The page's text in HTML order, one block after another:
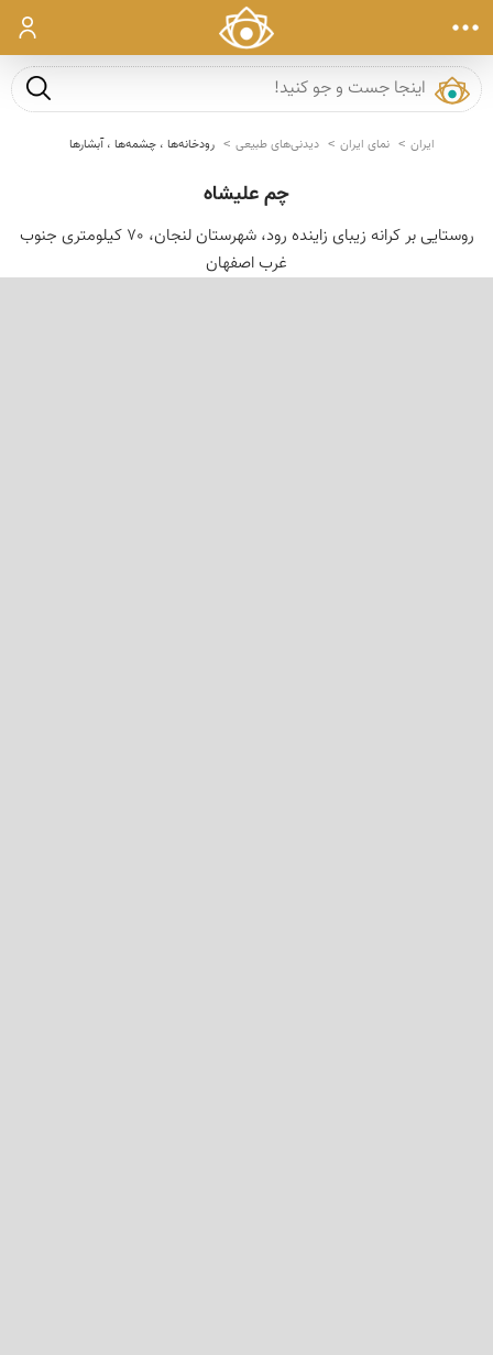
ورود
جست و
ایران نمای ایران دیدنی‌های طبیعی رودخانه‌ها ، چشمه‌ها ، آبشارها
چم علیشاه
روستایی بر کرانه زیبای زاینده رود، شهرستان لنجان، 70 کیلومتری جنوب
غرب اصفهان